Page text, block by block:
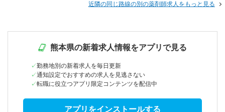
近隣の同じ路線の別の薬剤師求人をもっと見る
熊本県の新着求人情報をアプリで見る
勤務地別の新着求人を毎日更新
通知設定でおすすめの求人を見逃さない
転職に役立つアプリ限定コンテンツを配信中
アプリをインストールする